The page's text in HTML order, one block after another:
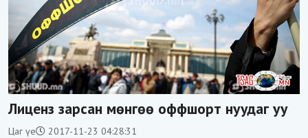
Лиценз зарсан мөнгөө оффшорт нуудаг уу
Цаг үе 2017-11-23 04:28:31